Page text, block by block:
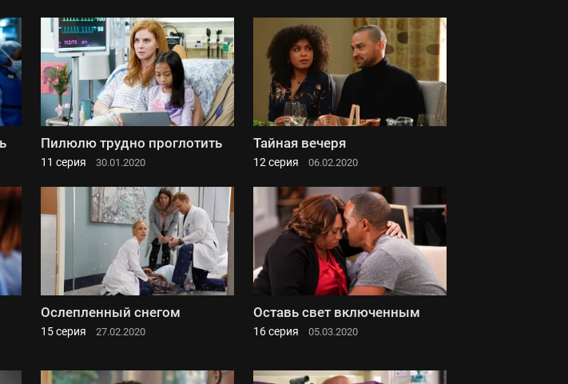
Пилюлю трудно проглотить
11 серия 30.01.2020
Тайная вечеря
12 серия 06.02.2020
Ослепленный снегом
15 серия 27.02.2020
Оставь свет включенным
16 серия 05.03.2020